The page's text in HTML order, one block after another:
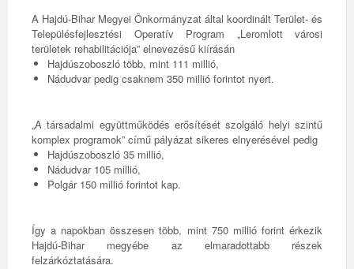
A Hajdú-Bihar Megyei Önkormányzat által koordinált Terület- és
Településfejlesztési Operatív Program „Leromlott városi
területek rehabilitációja” elnevezésű kiírásán
Hajdúszoboszló több, mint 111 millió,
Nádudvar pedig csaknem 350 millió forintot nyert.
„A társadalmi együttműködés erősítését szolgáló helyi szintű
komplex programok” című pályázat sikeres elnyerésével pedig
Hajdúszoboszló 35 millió,
Nádudvar 105 millió,
Polgár 150 millió forintot kap.
Így a napokban összesen több, mint 750 millió forint érkezik
Hajdú-Bihar megyébe az elmaradottabb részek
felzárkóztatására.